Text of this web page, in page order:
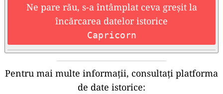
Ne pare rău, s-a întâmplat ceva greșit la
încărcarea datelor istorice
Capricorn
Pentru mai multe informații, consultați platforma
de date istorice: